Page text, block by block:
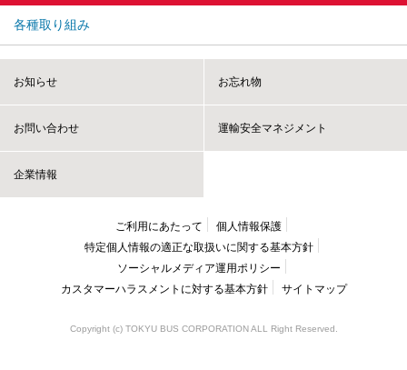
各種取り組み
お知らせ お忘れ物
お問い合わせ 運輸安全マネジメント
企業情報
ご利用にあたって
個人情報保護
特定個人情報の適正な取扱いに関する基本方針
ソーシャルメディア運用ポリシー
カスタマーハラスメントに対する基本方針 サイトマップ
Copyright (c) TOKYU BUS CORPORATION ALL Right Reserved.